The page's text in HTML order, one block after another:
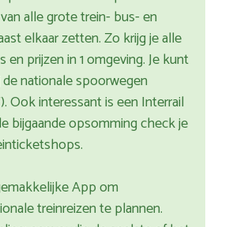
alle grote trein- bus- en
elkaar zetten. Zo krijg je alle
en prijzen in 1 omgeving. Je kunt
nationale spoorwegen
Ook interessant is een Interrail
bijgaande opsomming check je
App om
treinreizen te plannen.